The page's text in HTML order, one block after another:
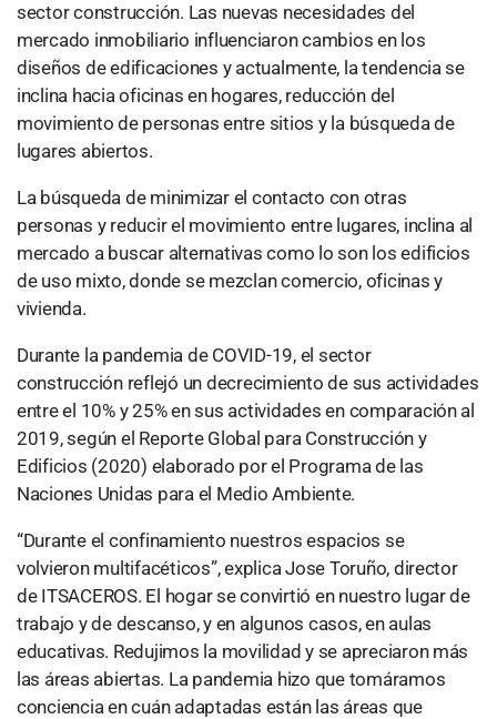
sector construcción. Las nuevas necesidades del
mercado inmobiliario influenciaron cambios en los
diseños de edificaciones y actualmente, la tendencia se
inclina hacia oficinas en hogares, reducción del
movimiento de personas entre sitios y la búsqueda de
lugares abiertos.
La búsqueda de minimizar el contacto con otras
personas y reducir el movimiento entre lugares, inclina al
mercado a buscar alternativas como lo son los edificios
de uso mixto, donde se mezclan comercio, oficinas y
vivienda.
Durante la pandemia de COVID-19, el sector
construcción reflejó un decrecimiento de sus actividades
entre el 10% y 25% en sus actividades en comparación al
2019, según el Reporte Global para Construcción y
Edificios (2020) elaborado por el Programa de las
Naciones Unidas para el Medio Ambiente.
“Durante el confinamiento nuestros espacios se
volvieron multifacéticos”, explica Jose Toruño, director
de ITSACEROS. El hogar se convirtió en nuestro lugar de
trabajo y de descanso, y en algunos casos, en aulas
educativas. Redujimos la movilidad y se apreciaron más
las áreas abiertas. La pandemia hizo que tomáramos
conciencia en cuán adaptadas están las áreas que